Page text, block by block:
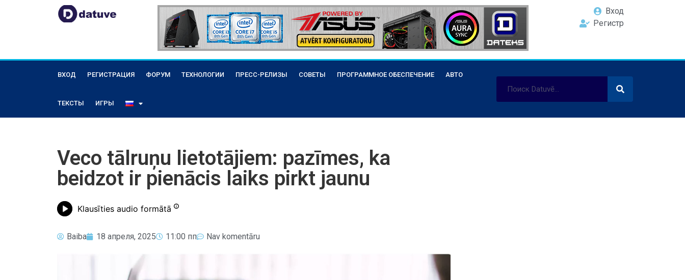
Вход
Регистр
ВХОД РЕГИСТРАЦИЯ ФОРУМ ТЕХНОЛОГИИ ПРЕСС-РЕЛИЗЫ СОВЕТЫ ПРОГРАММНОЕ ОБЕСПЕЧЕНИЕ АВТО
ТЕКСТЫ ИГРЫ
Veco tālruņu lietotājiem: pazīmes, ka
beidzot ir pienācis laiks pirkt jaunu
Klausīties audio formātā
Baiba 18 апреля, 2025 11:00 пп Nav komentāru